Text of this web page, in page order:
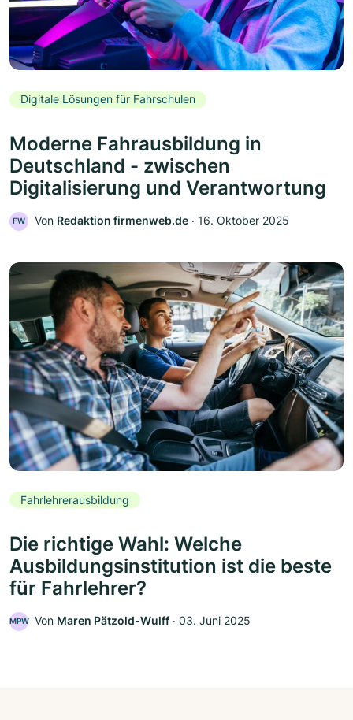
Digitale Lösungen für Fahrschulen
Moderne Fahrausbildung in
Deutschland - zwischen
Digitalisierung und Verantwortung
FW Von Redaktion firmenweb.de ‧ 16. Oktober 2025
Fahrlehrerausbildung
Die richtige Wahl: Welche
Ausbildungsinstitution ist die beste
für Fahrlehrer?
MPW Von Maren Pätzold-Wulff ‧ 03. Juni 2025